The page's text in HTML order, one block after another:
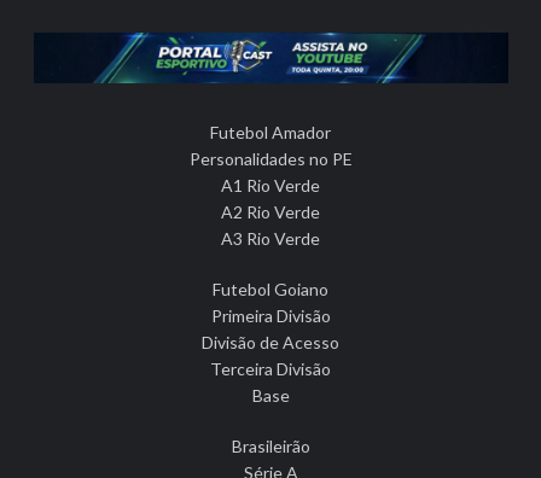
Futebol Amador
Personalidades no PE
A1 Rio Verde
A2 Rio Verde
A3 Rio Verde
Futebol Goiano
Primeira Divisão
Divisão de Acesso
Terceira Divisão
Base
Brasileirão
Série A